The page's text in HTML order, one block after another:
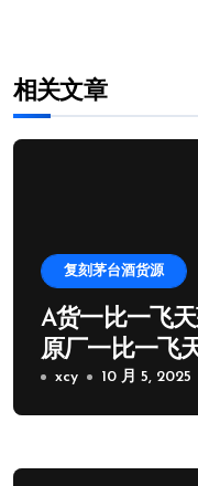
相关文章
复刻茅台酒货源
A货一比一飞
原厂一比一飞
xcy 10 月 5, 2025